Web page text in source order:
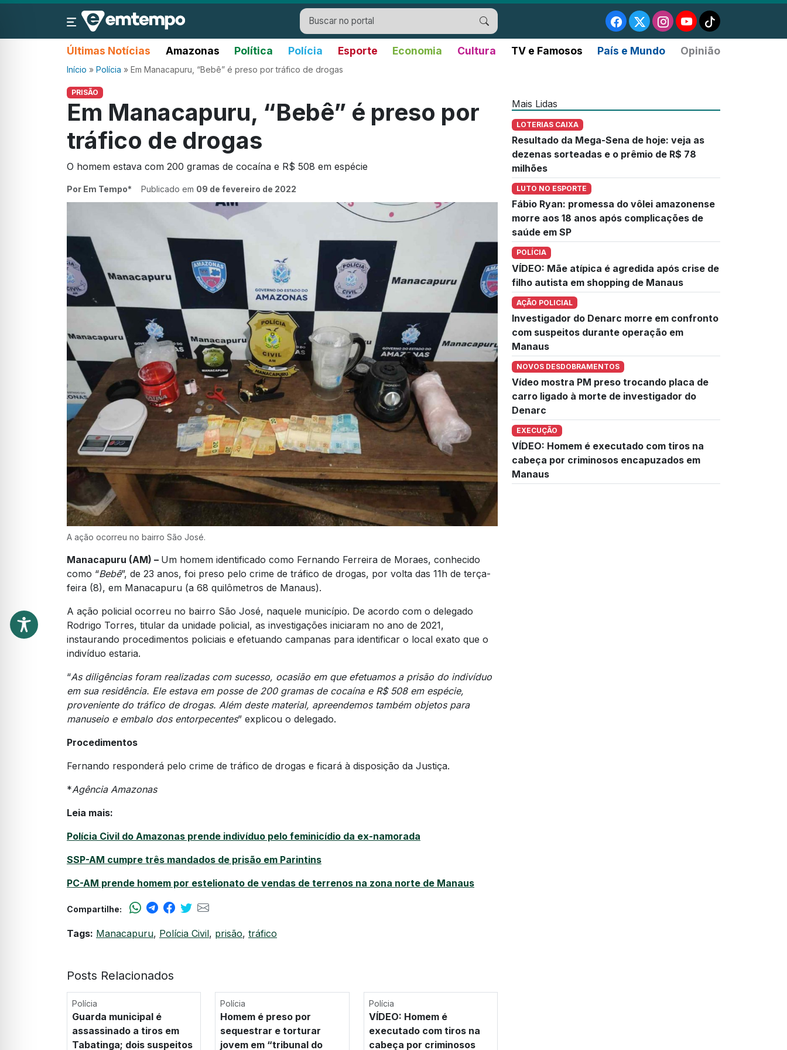
Últimas Notícias Amazonas Política Polícia Esporte Economia Cultura TV e Famosos País e Mundo Opinião
Início » Polícia » Em Manacapuru, “Bebê” é preso por tráfico de drogas
PRISÃO
Em Manacapuru, “Bebê” é preso por
tráfico de drogas
O homem estava com 200 gramas de cocaína e R$ 508 em espécie
Por Em Tempo* Publicado em 09 de fevereiro de 2022
A ação ocorreu no bairro São José.
Manacapuru (AM) – Um homem identificado como Fernando Ferreira de Moraes, conhecido
como “Bebê”, de 23 anos, foi preso pelo crime de tráfico de drogas, por volta das 11h de terça-
feira (8), em Manacapuru (a 68 quilômetros de Manaus).
A ação policial ocorreu no bairro São José, naquele município. De acordo com o delegado
Rodrigo Torres, titular da unidade policial, as investigações iniciaram no ano de 2021,
instaurando procedimentos policiais e efetuando campanas para identificar o local exato que o
indivíduo estaria.
“As diligências foram realizadas com sucesso, ocasião em que efetuamos a prisão do indivíduo
em sua residência. Ele estava em posse de 200 gramas de cocaína e R$ 508 em espécie,
proveniente do tráfico de drogas. Além deste material, apreendemos também objetos para
manuseio e embalo dos entorpecentes” explicou o delegado.
Procedimentos
Fernando responderá pelo crime de tráfico de drogas e ficará à disposição da Justiça.
*Agência Amazonas
Leia mais:
Polícia Civil do Amazonas prende indivíduo pelo feminicídio da ex-namorada
SSP-AM cumpre três mandados de prisão em Parintins
PC-AM prende homem por estelionato de vendas de terrenos na zona norte de Manaus
Compartilhe:
Tags: Manacapuru, Polícia Civil, prisão, tráfico
Posts Relacionados
Polícia
Guarda municipal é
assassinado a tiros em
Tabatinga; dois suspeitos
Polícia
Homem é preso por
sequestrar e torturar
jovem em “tribunal do
Polícia
VÍDEO: Homem é
executado com tiros na
cabeça por criminosos
Mais Lidas
LOTERIAS CAIXA
Resultado da Mega-Sena de hoje: veja as
dezenas sorteadas e o prêmio de R$ 78
milhões
LUTO NO ESPORTE
Fábio Ryan: promessa do vôlei amazonense
morre aos 18 anos após complicações de
saúde em SP
POLÍCIA
VÍDEO: Mãe atípica é agredida após crise de
filho autista em shopping de Manaus
AÇÃO POLICIAL
Investigador do Denarc morre em confronto
com suspeitos durante operação em
Manaus
NOVOS DESDOBRAMENTOS
Vídeo mostra PM preso trocando placa de
carro ligado à morte de investigador do
Denarc
EXECUÇÃO
VÍDEO: Homem é executado com tiros na
cabeça por criminosos encapuzados em
Manaus